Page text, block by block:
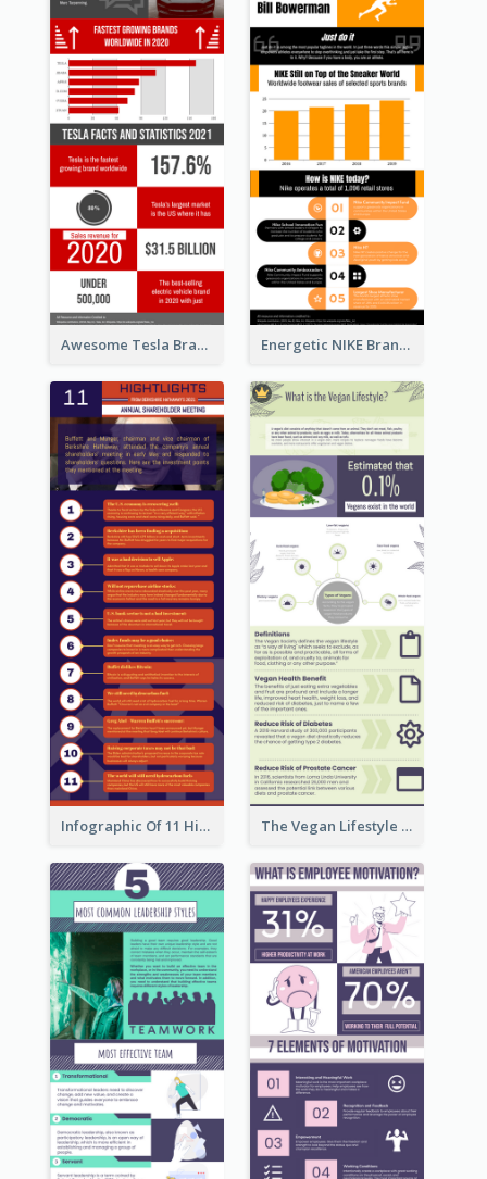
Awesome Tesla Branding Infographic Design Ideas Energetic NIKE Branding Stories Design Idea
Infographic Of 11 Highlights From Berkshire Hathaway's Shareholder Meeting The Vegan Lifestyle Infographic